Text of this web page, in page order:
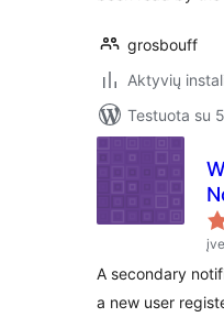
grosbouff
Aktyvių
Testuota su
A secondary
a new user